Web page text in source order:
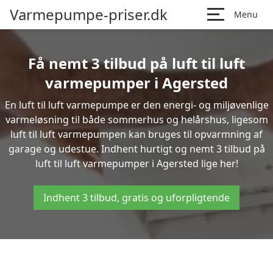
Varmepumpe-priser.dk Menu
Få nemt 3 tilbud på luft til luft
varmepumper i Agersted
En luft til luft varmepumpe er den energi- og miljøvenlige
varmeløsning til både sommerhus og helårshus, ligesom
luft til luft varmepumpen kan bruges til opvarmning af
garage og udestue. Indhent hurtigt og nemt 3 tilbud på
luft til luft varmepumper i Agersted lige her!
Indhent 3 tilbud, gratis og uforpligtende